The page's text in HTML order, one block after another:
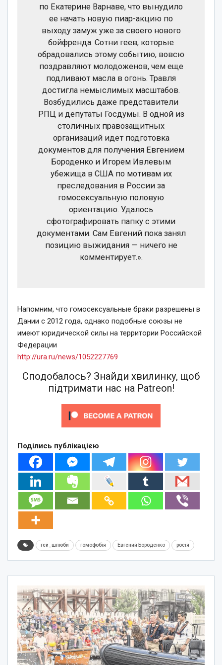
по Екатерине Варнаве, что вынудило
ее начать новую пиар-акцию по
выходу замуж уже за своего нового
бойфренда. Сотни геев, которые
обрадовались этому событию, вовсю
поздравляют молодоженов, чем еще
подливают масла в огонь. Травля
достигла немыслимых масштабов.
Возбудились даже представители
РПЦ и депутаты Госдумы. В одной из
столичных правозащитных
организаций идет подготовка
документов для получения Евгением
Бороденко и Игорем Ивлевым
убежища в США по мотивам их
преследования в России за
гомосексуальную половую
ориентацию. Удалось
сфотографировать папку с этими
документами. Сам Евгений пока занял
позицию выжидания — ничего не
комментирует.».
Напомним, что гомосексуальные браки разрешены в
Дании с 2012 года, однако подобные союзы не
имеют юридической силы на территории Российской
Федерации
http://ura.ru/news/1052227769
Сподобалось? Знайди хвилинку, щоб
підтримати нас на Patreon!
Поділись публікацією
гей_шлюби гомофобія Евгений Бороденко росія